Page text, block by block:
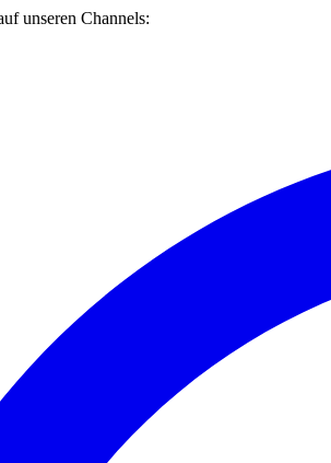
unseren Channels: